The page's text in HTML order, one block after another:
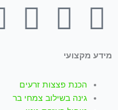
F
a
c
Y
o
u
I
s
מידע מקצועי
הכנת פצצות זרעים
גינה בשילוב צמחי בר